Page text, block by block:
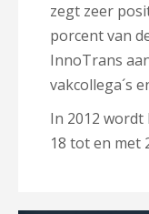
zegt zeer
porcent van
InnoTrans
vakcollega´s
In 2012
18 tot en met